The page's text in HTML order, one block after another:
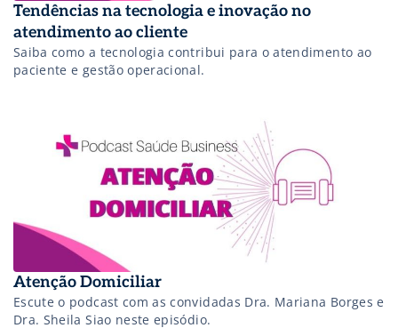
Tendências na tecnologia e inovação no
atendimento ao cliente
Saiba como a tecnologia contribui para o atendimento ao
paciente e gestão operacional.
Atenção Domiciliar
Escute o podcast com as convidadas Dra. Mariana Borges e
Dra. Sheila Siao neste episódio.